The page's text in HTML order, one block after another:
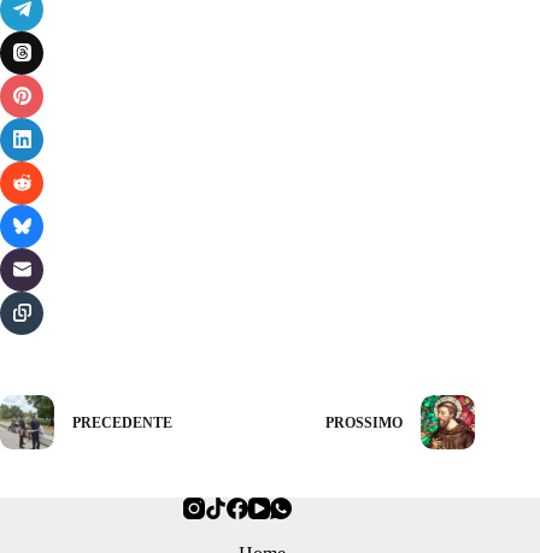
PRECEDENTE PROSSIMO